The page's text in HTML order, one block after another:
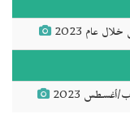
عام 2023
أغسطس 2023